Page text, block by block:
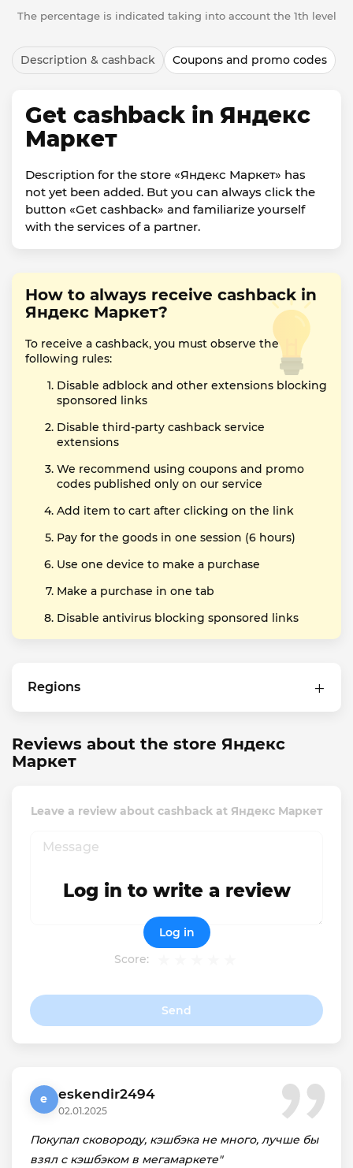
The percentage is indicated taking into account the 1th level
Description & cashback Coupons and promo codes
Get cashback in Яндекс
Маркет
Description for the store «Яндекс Маркет» has
not yet been added. But you can always click the
button «Get cashback» and familiarize yourself
with the services of a partner.
How to always receive cashback in
Яндекс Маркет?
To receive a cashback, you must observe the
following rules:
Disable adblock and other extensions blocking
sponsored links
Disable third-party cashback service
extensions
We recommend using coupons and promo
codes published only on our service
Add item to cart after clicking on the link
Pay for the goods in one session (6 hours)
Use one device to make a purchase
Make a purchase in one tab
Disable antivirus blocking sponsored links
Regions
Reviews about the store Яндекс
Маркет
Leave a review about cashback at Яндекс Маркет
Score:
Send
Log in to write a review
Log in
e eskendir2494
02.01.2025
Покупал сковороду, кэшбэка не много, лучше бы
взял с кэшбэком в мегамаркете"